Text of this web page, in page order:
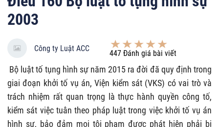
2003
Công ty Luật ACC
447 Đánh giá bài viết
Bộ luật tố tụng hình sự năm 2015 ra đời đã quy định trong
giai đoạn khởi tố vụ án, Viện kiểm sát (VKS) có vai trò và
trách nhiệm rất quan trọng là thực hành quyền công tố,
kiểm sát việc tuân theo pháp luật trong việc khởi tố vụ án
hình sự, bảo đảm mọi tội phạm được phát hiện phải bị